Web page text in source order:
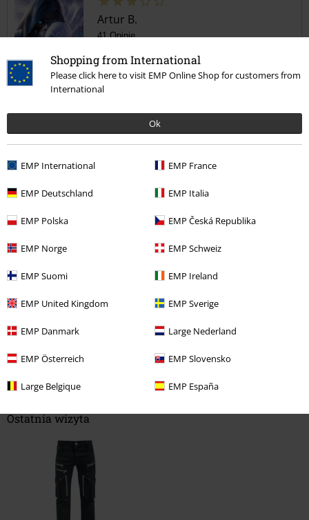
Shopping from International
Please click here to visit EMP Online Shop for customers from
International
Ok
EMP International EMP France
EMP Deutschland EMP Italia
EMP Polska EMP Česká Republika
EMP Norge EMP Schweiz
EMP Suomi EMP Ireland
EMP United Kingdom EMP Sverige
EMP Danmark Large Nederland
EMP Österreich EMP Slovensko
Large Belgique EMP España
Artur B.
41 Opinie
Rewelacyjne z wyglądu i wygody portki
Krój
Opinia zweryfikowana
Komentarz
Prześlij komentarz
Ostatnia wizyta